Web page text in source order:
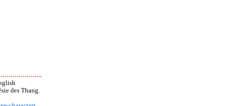
des Thang.